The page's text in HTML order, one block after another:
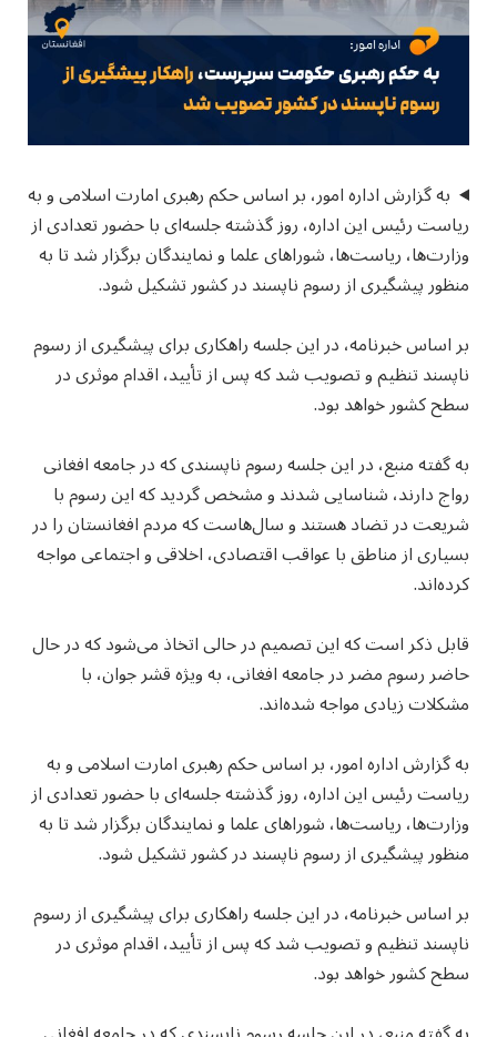
به گزارش اداره امور، بر اساس حکم رهبری امارت اسلامی و به
ریاست رئیس این اداره، روز گذشته جلسه‌ای با حضور تعدادی از
وزارت‌ها، ریاست‌ها، شوراهای علما و نمایندگان برگزار شد تا به
منظور پیشگیری از رسوم ناپسند در کشور تشکیل شود.
بر اساس خبرنامه، در این جلسه راهکاری برای پیشگیری از رسوم
ناپسند تنظیم و تصویب شد که پس از تأیید، اقدام موثری در
سطح کشور خواهد بود.
به گفته منبع، در این جلسه رسوم ناپسندی که در جامعه افغانی
رواج دارند، شناسایی شدند و مشخص گردید که این رسوم با
شریعت در تضاد هستند و سال‌هاست که مردم افغانستان را در
بسیاری از مناطق با عواقب اقتصادی، اخلاقی و اجتماعی مواجه
کرده‌اند.
قابل ذکر است که این تصمیم در حالی اتخاذ می‌شود که در حال
حاضر رسوم مضر در جامعه افغانی، به ویژه قشر جوان، با
مشکلات زیادی مواجه شده‌اند.
به گزارش اداره امور، بر اساس حکم رهبری امارت اسلامی و به
ریاست رئیس این اداره، روز گذشته جلسه‌ای با حضور تعدادی از
وزارت‌ها، ریاست‌ها، شوراهای علما و نمایندگان برگزار شد تا به
منظور پیشگیری از رسوم ناپسند در کشور تشکیل شود.
بر اساس خبرنامه، در این جلسه راهکاری برای پیشگیری از رسوم
ناپسند تنظیم و تصویب شد که پس از تأیید، اقدام موثری در
سطح کشور خواهد بود.